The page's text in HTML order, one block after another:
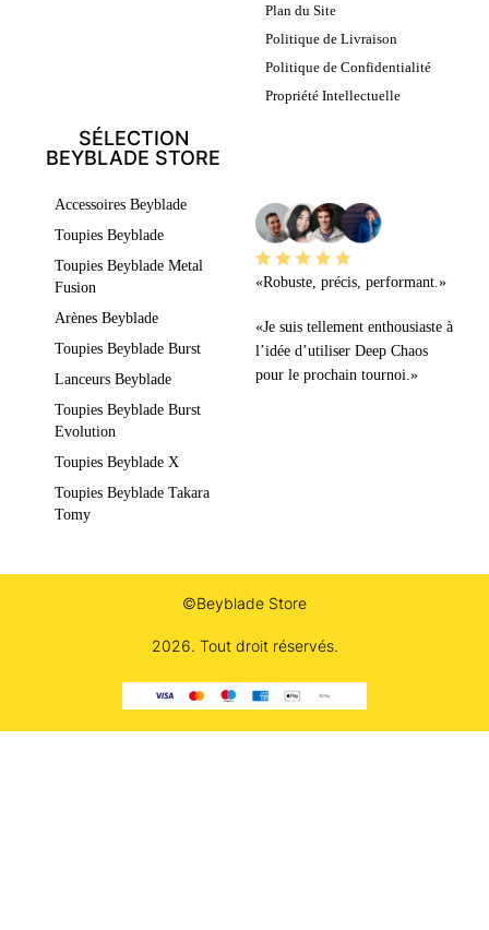
Plan du Site
Politique de Livraison
Politique de Confidentialité
Propriété Intellectuelle
SÉLECTION
BEYBLADE STORE
Accessoires Beyblade
Toupies Beyblade
Toupies Beyblade Metal
Fusion
Arènes Beyblade
Toupies Beyblade Burst
Lanceurs Beyblade
Toupies Beyblade Burst
Evolution
Toupies Beyblade X
Toupies Beyblade Takara
Tomy
«Robuste, précis, performant.»
«Je suis tellement enthousiaste à
l’idée d’utiliser Deep Chaos
pour le prochain tournoi.»
©Beyblade Store
2026. Tout droit réservés.